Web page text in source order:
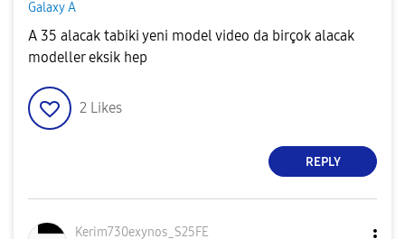
Galaxy A
A 35 alacak tabiki yeni model video da birçok alacak
modeller eksik hep
2 Likes
REPLY
Kerim730exynos_ S25FE